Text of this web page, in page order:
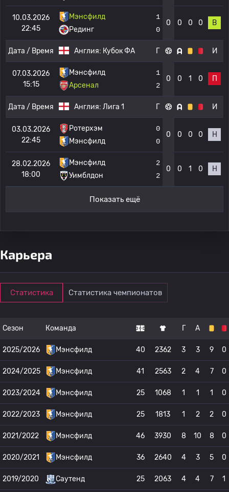
10.03.2026
22:45
Мэнсфилд
Рединг
1
0
0 0 0 0 В
Дата / Время Англия: Кубок ФА Г И
07.03.2026
15:15
Мэнсфилд
Арсенал
1
2
0 0 1 0 П
Дата / Время Англия: Лига 1 Г И
03.03.2026
22:45
Ротерхэм
Мэнсфилд
0
0
0 0 0 0 Н
28.02.2026
18:00
Мэнсфилд
Уимблдон
2
2
0 0 1 0 Н
Показать ещё
Карьера
Статистика Статистика чемпионатов
Сезон Команда Г А
2025/2026 Мэнсфилд 40 2362 3 3 9 0
2024/2025 Мэнсфилд 41 2563 2 4 7 0
2023/2024 Мэнсфилд 25 1068 1 1 1 0
2022/2023 Мэнсфилд 25 1813 1 2 2 0
2021/2022 Мэнсфилд 46 3930 8 10 8 0
2020/2021 Мэнсфилд 36 2640 4 3 5 0
2019/2020 Саутенд 25 2063 4 4 7 1